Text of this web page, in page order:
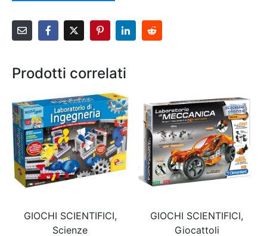
Prodotti correlati
GIOCHI SCIENTIFICI,
Scienze
GIOCHI SCIENTIFICI,
Giocattoli